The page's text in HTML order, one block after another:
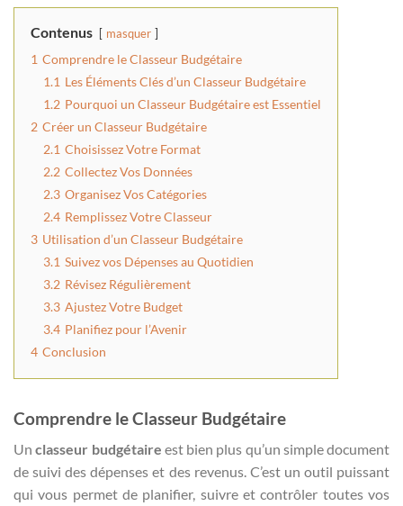
Contenus masquer
1 Comprendre le Classeur Budgétaire
1.1 Les Éléments Clés d’un Classeur Budgétaire
1.2 Pourquoi un Classeur Budgétaire est Essentiel
2 Créer un Classeur Budgétaire
2.1 Choisissez Votre Format
2.2 Collectez Vos Données
2.3 Organisez Vos Catégories
2.4 Remplissez Votre Classeur
3 Utilisation d’un Classeur Budgétaire
3.1 Suivez vos Dépenses au Quotidien
3.2 Révisez Régulièrement
3.3 Ajustez Votre Budget
3.4 Planifiez pour l’Avenir
4 Conclusion
Comprendre le Classeur Budgétaire
Unclasseur budgétaire est bien plus qu’un simple document
de suivi des dépenses et des revenus. C’est un outil puissant
qui vous permet de planifier, suivre et contrôler toutes vos